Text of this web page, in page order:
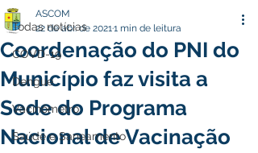
Todas notícias
COVD-19
Dengue
Vacinômetro
Saúde e Saneamento
Coordenação do PNI do
Município faz visita a
Sede do Programa
Nacional de Vacinação
ASCOM
22 de abr. de 20211 min de leitura